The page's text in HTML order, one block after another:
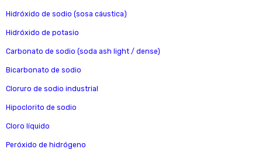
Hidróxido de sodio (sosa cáustica)
Hidróxido de potasio
Carbonato de sodio (soda ash light / dense)
Bicarbonato de sodio
Cloruro de sodio industrial
Hipoclorito de sodio
Cloro líquido
Peróxido de hidrógeno